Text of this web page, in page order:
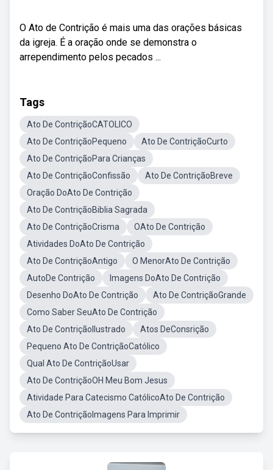
O Ato de Contrição é mais uma das orações básicas
da igreja. É a oração onde se demonstra o
arrependimento pelos pecados ...
Tags
Ato De ContriçãoCATOLICO
Ato De ContriçãoPequeno
Ato De ContriçãoCurto
Ato De ContriçãoPara Crianças
Ato De ContriçãoConfissão
Ato De ContriçãoBreve
Oração DoAto De Contrição
Ato De ContriçãoBiblia Sagrada
Ato De ContriçãoCrisma
OAto De Contrição
Atividades DoAto De Contrição
Ato De ContriçãoAntigo
O MenorAto De Contrição
AutoDe Contrição
Imagens DoAto De Contrição
Desenho DoAto De Contrição
Ato De ContriçãoGrande
Como Saber SeuAto De Contrição
Ato De ContriçãoIlustrado
Atos DeConsrição
Pequeno Ato De ContriçãoCatólico
Qual Ato De ContriçãoUsar
Ato De ContriçãoOH Meu Bom Jesus
Atividade Para Catecismo CatólicoAto De Contrição
Ato De ContriçãoImagens Para Imprimir